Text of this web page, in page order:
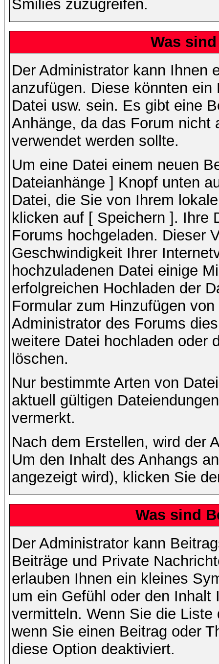
Smilies zuzugreifen.
Was
Der Administrator kann Ihnen
anzufügen. Diese könnten
Datei usw. sein. Es gibt eine
Anhänge, da das Forum nicht
verwendet werden sollte.
Um eine Datei einem neuen
Dateianhänge ] Knopf unten
Datei, die Sie von Ihrem
klicken auf [ Speichern ]. Ihre
Forums hochgeladen. Dieser
Geschwindigkeit Ihrer
hochzuladenen Datei einige
erfolgreichen Hochladen der
Formular zum Hinzufügen
Administrator des Forums
weitere Datei hochladen oder
löschen.
Nur bestimmte Arten von
aktuell gültigen
vermerkt.
Nach dem Erstellen, wird der
Um den Inhalt des Anhangs
angezeigt wird), klicken Sie
Was sind
Der Administrator kann
Beiträge und Private
erlauben Ihnen ein kleines
um ein Gefühl oder den
vermitteln. Wenn Sie die
wenn Sie einen Beitrag oder
diese Option deaktiviert.